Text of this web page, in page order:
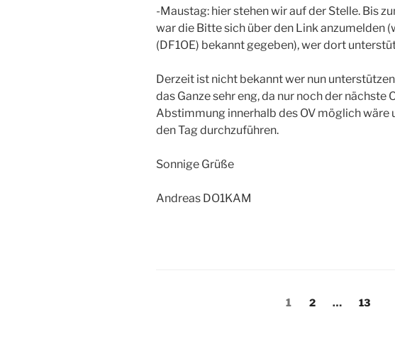
-Maustag: hier stehen wir auf der Stelle. Bis
war die Bitte sich über den Link anzumelden
(DF1OE) bekannt gegeben), wer dort
Derzeit ist nicht bekannt wer nun
das Ganze sehr eng, da nur noch der nächste
Abstimmung innerhalb des OV möglich
den Tag durchzuführen.
Sonnige Grüße
Andreas DO1KAM
Beitragsnavigation
Seite
1 Seite
2 … Seite
13